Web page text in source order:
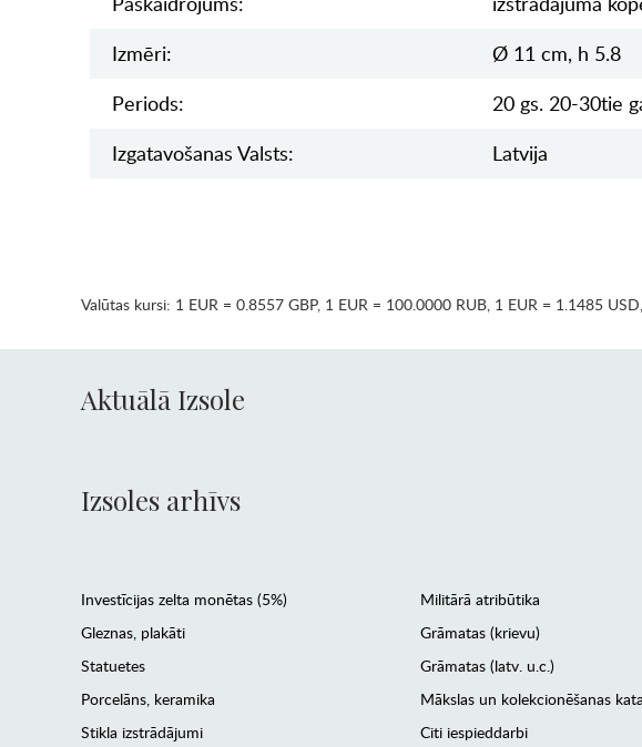
Izmēri:
Ø 11 cm, h 5.8
Periods:
20 gs. 20-30tie
Izgatavošanas Valsts:
Latvija
Valūtas kursi: 1 EUR = 0.8557 GBP, 1 EUR = 100.0000 RUB, 1 EUR = 1.1485 USD,
Aktuālā Izsole
Izsoles arhīvs
Investīcijas zelta monētas (5%)
Gleznas, plakāti
Statuetes
Porcelāns, keramika
Stikla izstrādājumi
Militārā atribūtika
Grāmatas (krievu)
Grāmatas (latv. u.c.)
Mākslas un kolekcionēšanas
Citi iespieddarbi